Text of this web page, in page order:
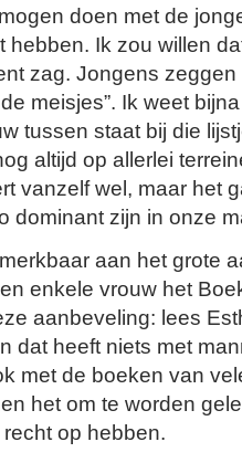
doen met de
hebben. Ik zou willen
zag. Jongens zeggen
meisjes”. Ik weet
tussen staat bij die
altijd op allerlei
vanzelf wel, maar het
dominant zijn in onze
aan het grote
enkele vrouw het
aanbeveling: lees
dat heeft niets met
met de boeken van
het om te worden
op hebben.